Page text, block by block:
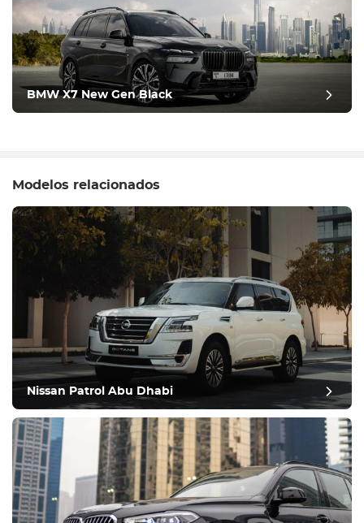
BMW X7 New Gen Black
Modelos relacionados
Nissan Patrol Abu Dhabi